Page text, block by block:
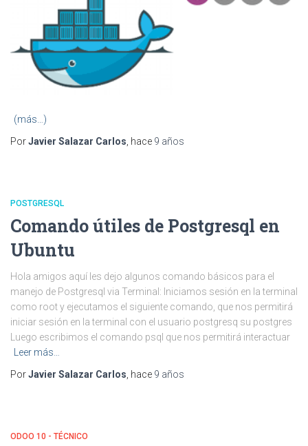
(más…)
PorJavier Salazar Carlos , hace 9 años
POSTGRESQL
Comando útiles de Postgresql en
Ubuntu
Hola amigos aquí les dejo algunos comando básicos para el
manejo de Postgresql via Terminal: Iniciamos sesión en la terminal
como root y ejecutamos el siguiente comando, que nos permitirá
iniciar sesión en la terminal con el usuario postgresq su postgres
Luego escribimos el comando psql que nos permitirá interactuar
Leer más…
PorJavier Salazar Carlos , hace 9 años
ODOO 10 - TÉCNICO